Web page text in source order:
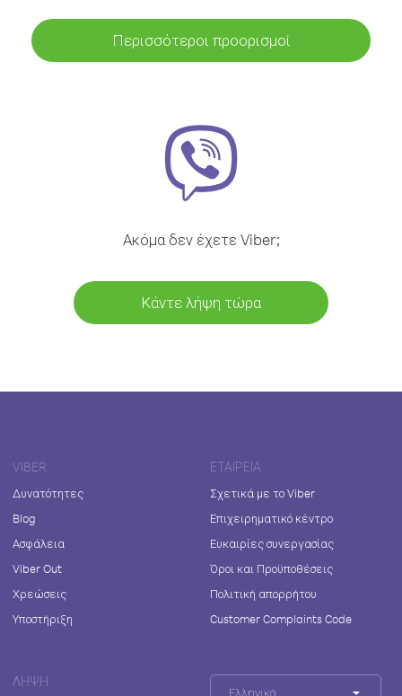
Περισσότεροι προορισμοί
Ακόμα δεν έχετε Viber;
Κάντε λήψη τώρα
VIBER
Δυνατότητες
Blog
Ασφάλεια
Viber Out
Χρεώσεις
Υποστήριξη
ΕΤΑΙΡΕΊΑ
Σχετικά με το Viber
Επιχειρηματικό κέντρο
Ευκαιρίες συνεργασίας
Όροι και Προϋποθέσεις
Πολιτική απορρήτου
Customer Complaints Code
ΛΉΨΗ
Ελληνικά